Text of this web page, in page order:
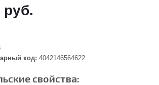
руб.
код: 4042146564622
свойства: